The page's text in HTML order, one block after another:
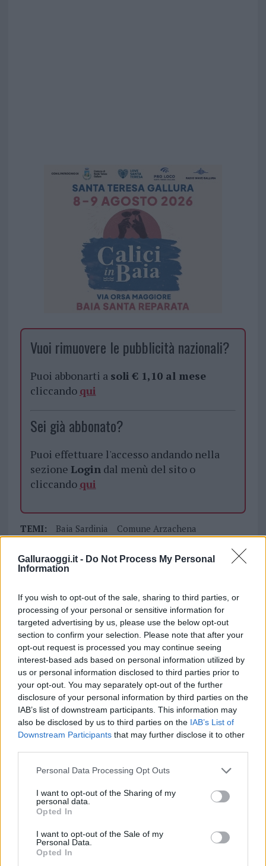
Galluraoggi.it - Do Not Process My Personal
Information
If you wish to opt-out of the sale, sharing to third parties, or
processing of your personal or sensitive information for
targeted advertising by us, please use the below opt-out
section to confirm your selection. Please note that after your
opt-out request is processed you may continue seeing
interest-based ads based on personal information utilized by
us or personal information disclosed to third parties prior to
your opt-out. You may separately opt-out of the further
disclosure of your personal information by third parties on the
IAB’s list of downstream participants. This information may
also be disclosed by us to third parties on the IAB’s List of
Downstream Participants that may further disclose it to other
Please note that this website/app uses one or more Google
not limited to your visit or usage behaviour. You may click to
grant or deny consent to Google and its third-party tags to
use your data for below specified purposes in below Google
consent section.
Personal Data Processing Opt Outs
I want to opt-out of the Sharing of my
personal data.
Opted In
I want to opt-out of the Sale of my
Personal Data.
Opted In
Vuoi rimuovere le pubblicità nazionali?
Puoi abbonarti a soli € 1,10 al mese
cliccando qui
Sei già abbonato?
Puoi effettuare l'accesso andando nella
sezione Logindal menù del sito o
cliccando qui
TEMI: Baia Sardinia
Comune Arzachena
GalluraOggi.it
Inviaci le tue segnalazioni,
i tuoi video e le tue foto
Su WhatsApp al numero +39
345 356 7512
Ricevi le nostre ultime news
da
Condividi l'articolo